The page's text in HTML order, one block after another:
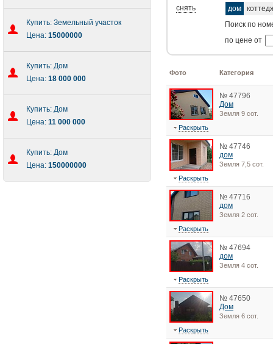
Купить: Земельный участок
Цена: 15000000
Купить: Дом
Цена: 18 000 000
Купить: Дом
Цена: 11 000 000
Купить: Дом
Цена: 150000000
снять дом
Поиск по
по цене от
Фото Категория
№ 47796
Дом
Земля 9 сот.
Раскрыть
№ 47746
дом
Земля 7,5 сот.
Раскрыть
№ 47716
дом
Земля 2 сот.
Раскрыть
№ 47694
дом
Земля 4 сот.
Раскрыть
№ 47650
Дом
Земля 6 сот.
Раскрыть